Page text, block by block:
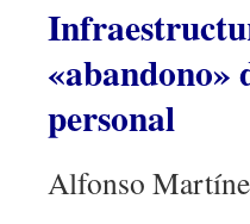
«abandono»
personal
Alfonso